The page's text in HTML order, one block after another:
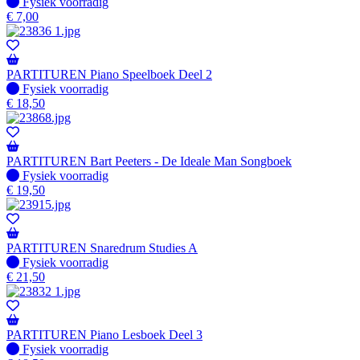
€ 7,00
PARTITUREN Piano Speelboek Deel 2
Fysiek voorradig
Fysiek voorradig
€ 18,50
PARTITUREN Bart Peeters - De Ideale Man Songboek
Fysiek voorradig
Fysiek voorradig
€ 19,50
PARTITUREN Snaredrum Studies A
Fysiek voorradig
Fysiek voorradig
€ 21,50
PARTITUREN Piano Lesboek Deel 3
Fysiek voorradig
Fysiek voorradig